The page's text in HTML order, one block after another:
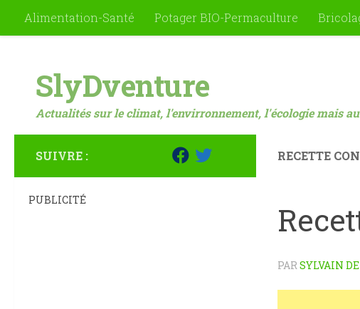
Skip to content
Alimentation-Santé Potager BIO-Permaculture
SlyDventure
Actualités sur le climat, l'envirronnement, l'écologie mais
RECETTE
PARSYLVAIN
SUIVRE :
PUBLICITÉ